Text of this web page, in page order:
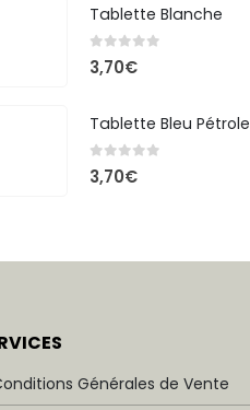
Tablette Blanche
0out of 5
3,70€
Tablette Bleu Pétrole
0out of 5
3,70€
Générales de Vente